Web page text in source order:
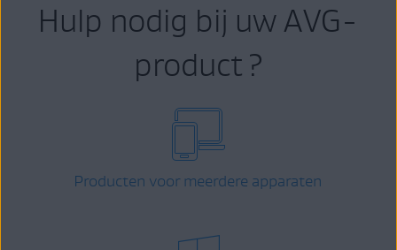
Hulp nodig bij uw AVG-
product ?
Producten voor meerdere apparaten